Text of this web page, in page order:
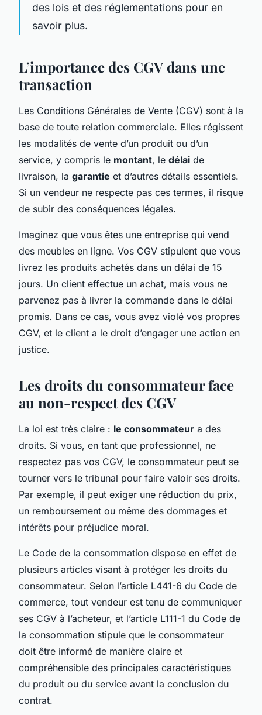
des lois et des réglementations pour en
savoir plus.
L’importance des CGV dans une
transaction
Les Conditions Générales de Vente (CGV) sont à la
base de toute relation commerciale. Elles régissent
les modalités de vente d’un produit ou d’un
service, y compris le montant, le délai de
livraison, la garantie et d’autres détails essentiels.
Si un vendeur ne respecte pas ces termes, il risque
de subir des conséquences légales.
Imaginez que vous êtes une entreprise qui vend
des meubles en ligne. Vos CGV stipulent que vous
livrez les produits achetés dans un délai de 15
jours. Un client effectue un achat, mais vous ne
parvenez pas à livrer la commande dans le délai
promis. Dans ce cas, vous avez violé vos propres
CGV, et le client a le droit d’engager une action en
justice.
Les droits du consommateur face
au non-respect des CGV
La loi est très claire : le consommateur a des
droits. Si vous, en tant que professionnel, ne
respectez pas vos CGV, le consommateur peut se
tourner vers le tribunal pour faire valoir ses droits.
Par exemple, il peut exiger une réduction du prix,
un remboursement ou même des dommages et
intérêts pour préjudice moral.
Le Code de la consommation dispose en effet de
plusieurs articles visant à protéger les droits du
consommateur. Selon l’article L441-6 du Code de
commerce, tout vendeur est tenu de communiquer
ses CGV à l’acheteur, et l’article L111-1 du Code de
la consommation stipule que le consommateur
doit être informé de manière claire et
compréhensible des principales caractéristiques
du produit ou du service avant la conclusion du
contrat.